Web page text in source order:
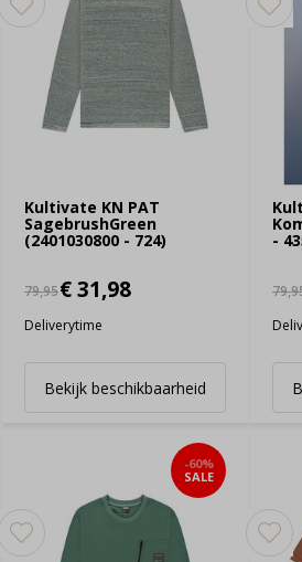
Kultivate KN PAT
SagebrushGreen
(2401030800 - 724)
79,95€ 31,98
Deliverytime
Bekijk beschikbaarheid
-
-60%
SALE